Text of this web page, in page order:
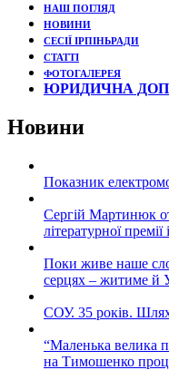
НАШ ПОГЛЯД
НОВИНИ
СЕСІЇ ІРПІНЬРАДИ
СТАТТІ
ФОТОГАЛЕРЕЯ
ЮРИДИЧНА
Новини
Показник
Сергій Мартинюк
літературної
Поки живе наше
серцях – житиме й
СОУ. 35 років. Шлях
“Маленька велика
на Тимошенко